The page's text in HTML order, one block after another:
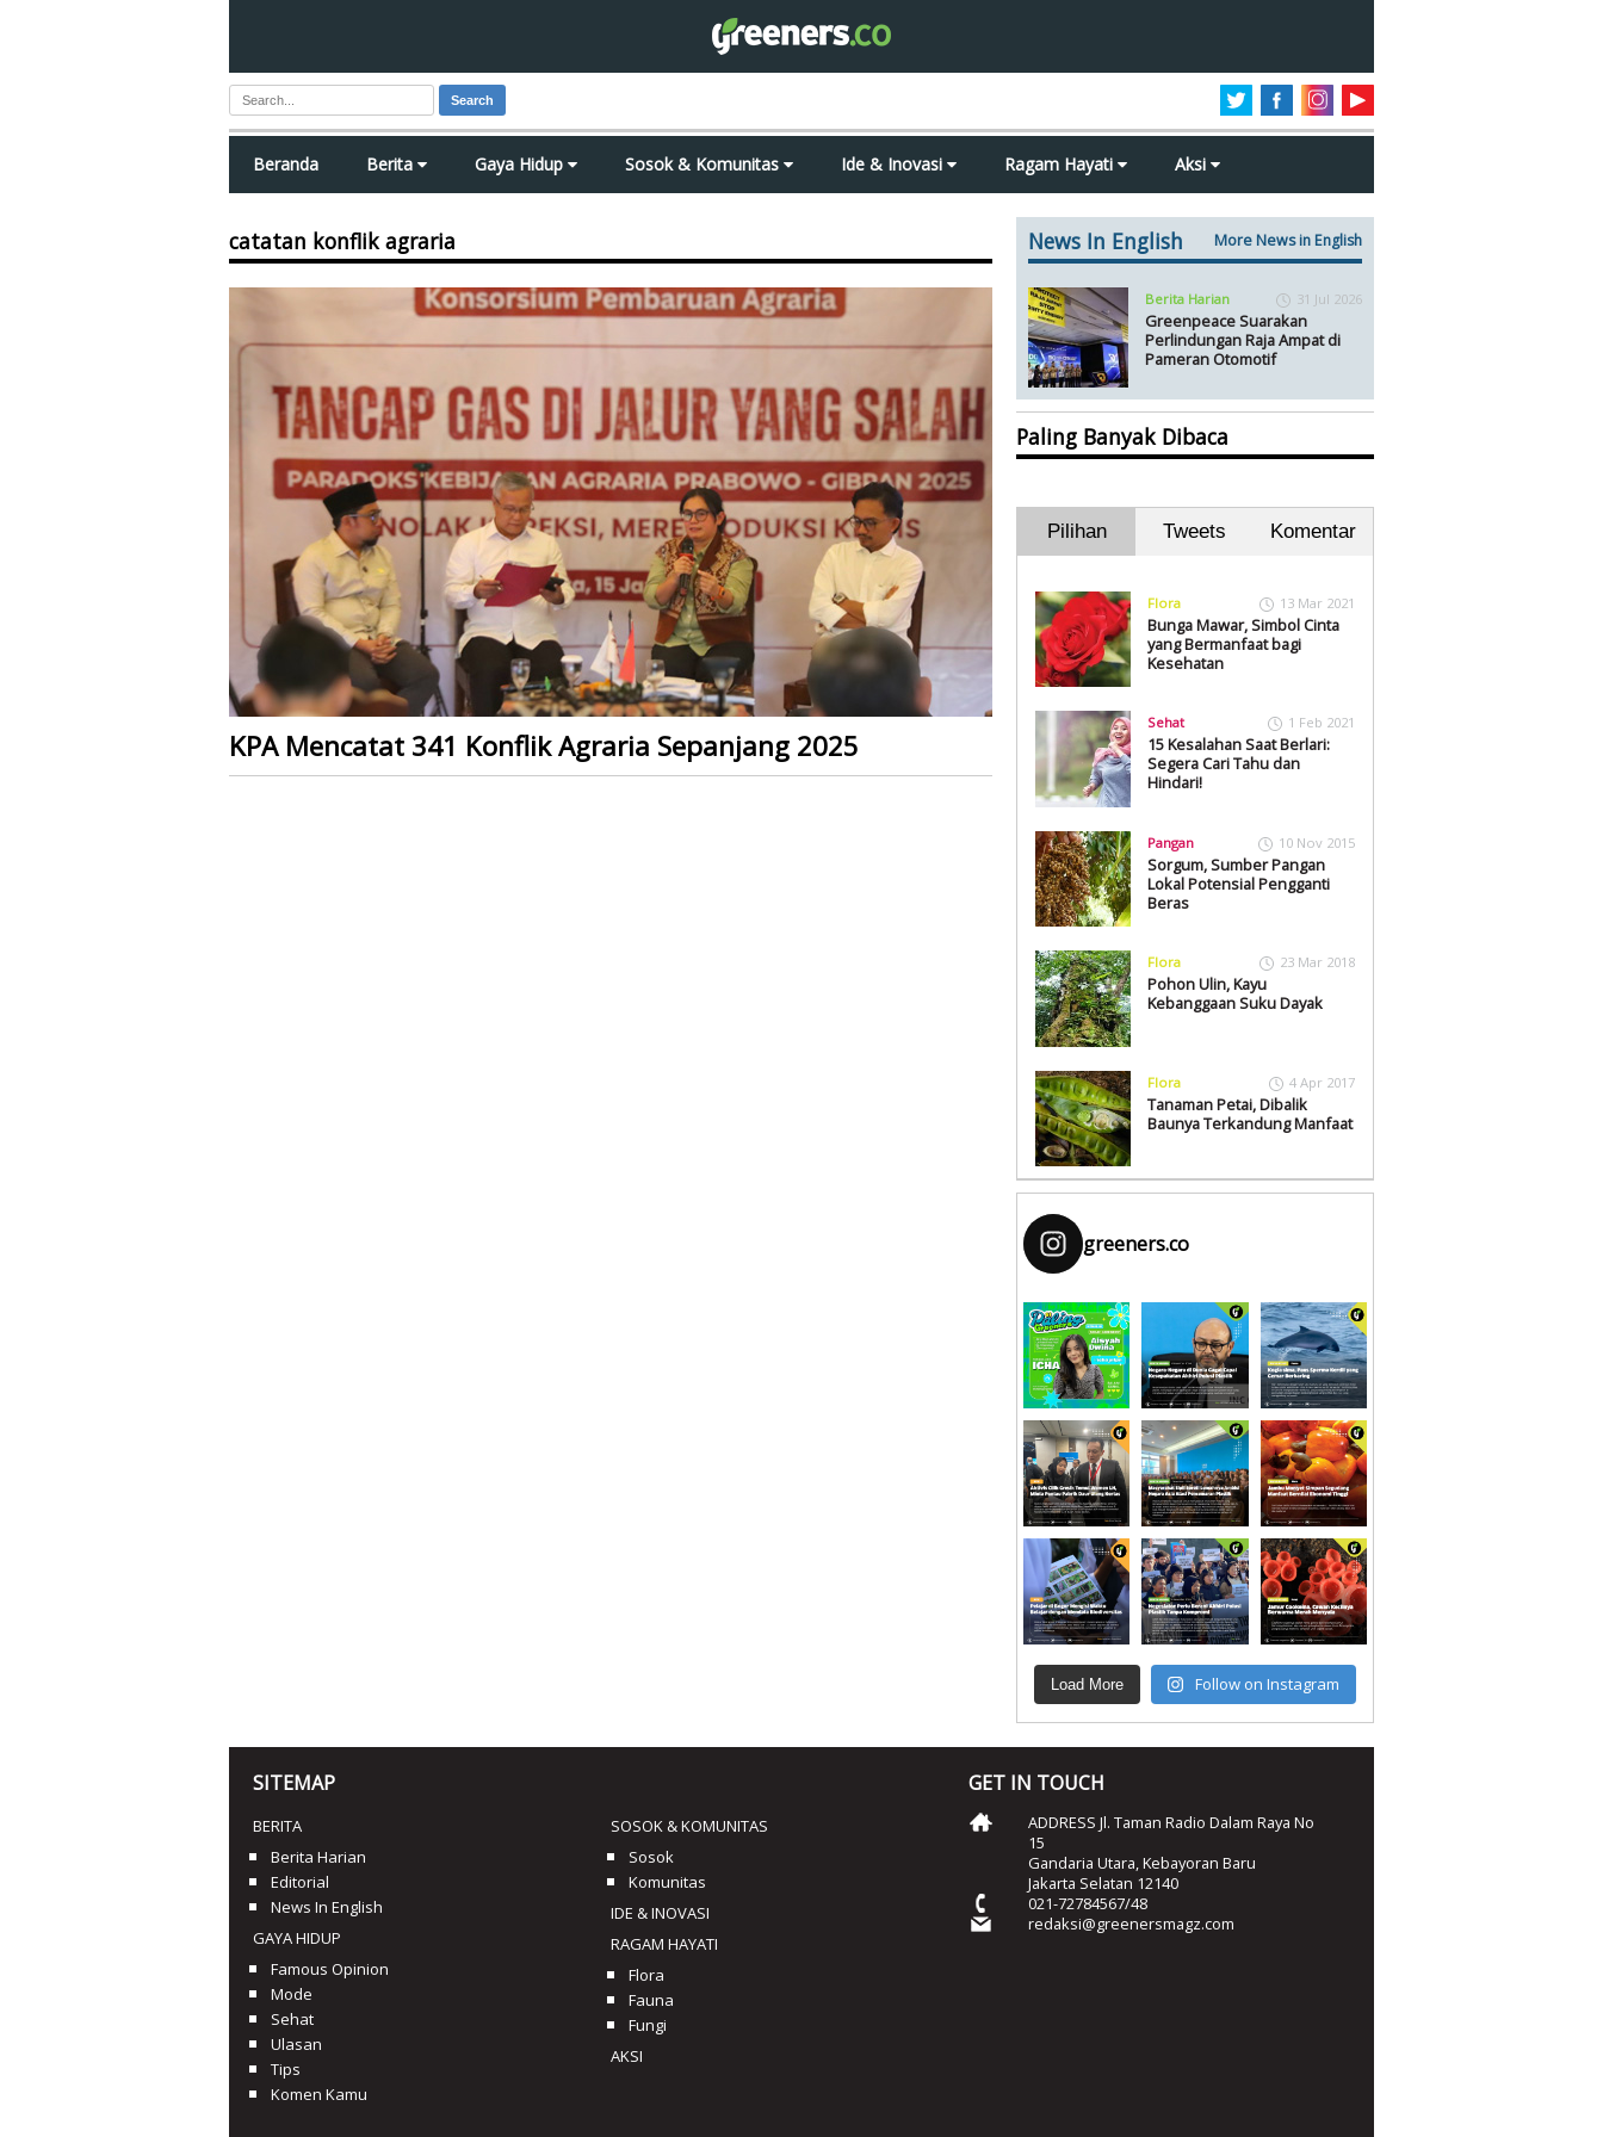
Search
Beranda Berita Gaya Hidup Sosok & Komunitas Ide & Inovasi Ragam Hayati Aksi
catatan konflik agraria
KPA Mencatat 341 Konflik Agraria Sepanjang 2025
News In English More News in English
Berita Harian 31 Jul 2026
Greenpeace Suarakan
Perlindungan Raja Ampat di
Pameran Otomotif
Paling Banyak Dibaca
Pilihan Tweets Komentar
Flora 13 Mar 2021
Bunga Mawar, Simbol Cinta
yang Bermanfaat bagi
Kesehatan
Sehat 1 Feb 2021
15 Kesalahan Saat Berlari:
Segera Cari Tahu dan
Hindari!
Pangan 10 Nov 2015
Sorgum, Sumber Pangan
Lokal Potensial Pengganti
Beras
Flora 23 Mar 2018
Pohon Ulin, Kayu
Kebanggaan Suku Dayak
Flora 4 Apr 2017
Tanaman Petai, Dibalik
Baunya Terkandung Manfaat
greeners.co
Load More Follow on Instagram
SITEMAP
BERITA
Berita Harian
Editorial
News In English
GAYA HIDUP
Famous Opinion
Mode
Sehat
Ulasan
Tips
Komen Kamu
SOSOK & KOMUNITAS
Sosok
Komunitas
IDE & INOVASI
RAGAM HAYATI
Flora
Fauna
Fungi
AKSI
GET IN TOUCH
ADDRESS Jl. Taman Radio Dalam Raya No
15
Gandaria Utara, Kebayoran Baru
Jakarta Selatan 12140
021-72784567/48
redaksi@greenersmagz.com